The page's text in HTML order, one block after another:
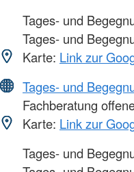
Tages- und
Tages- und
Karte: Link zur
Tages- und
Fachberatung
Karte: Link zur
Tages- und